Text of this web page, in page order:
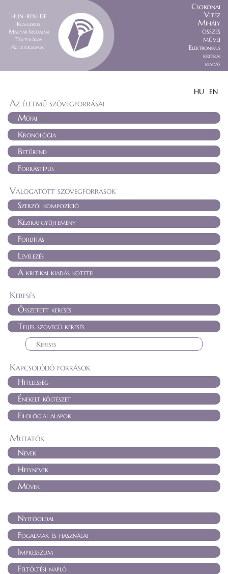
HUN–REN–DE
Klasszikus
Magyar Irodalmi
Textológiai
Kutatócsoport
Csokonai
Vitéz
Mihály
összes
művei
Elektronikus
kritikai
kiadás
HU EN
Az életmű szövegforrásai
Műfaj
Kronológia
Betűrend
Forrástípus
Válogatott szövegforrások
Szerzői kompozíció
Kéziratgyűjtemény
Fordítás
Levelezés
A kritikai kiadás kötetei
Keresés
Összetett keresés
Teljes szövegű keresés
Kapcsolódó források
Hitelesség
Énekelt költészet
Filológiai alapok
Mutatók
Nevek
Helynevek
Művek
Nyitóoldal
Fogalmak és használat
Impresszum
Feltöltési napló